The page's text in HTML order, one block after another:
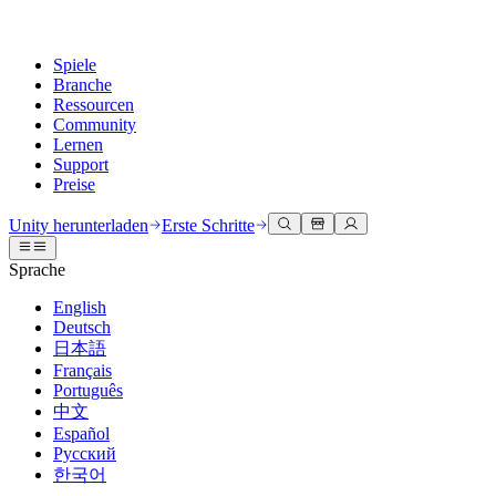
Spiele
Branche
Ressourcen
Community
Lernen
Support
Preise
Unity Engine
Erstellen Sie 2D- und 3D-Spiele für jede Plattform
Zusammenarbeit
Schnell mit Ihrem Team zusammenarbeiten und iterieren
Unity herunterladen
Abonnements und Preise
Bereitstellen
Multiplattform
3D-Zusammenarbeit
Erstellen und überprüfen Sie 3D-Projekte in Echtzeit
Immersive Schulung
In immersiven Umgebungen trainieren
Kundenerlebnisse
Interaktive 3D-Erlebnisse erstellen
Branchen
Fertigung
Dokumentation
Entwicklertools
Versionsfreigaben und Fehlerverfolgung
Roadmap
Bevorstehende Funktionen überprüfen
Glossar
Diskussionen
Veranstaltungen
Globale und lokale Veranstaltungen
Gemeinschaftsgeschichten
Made with Unity
Präsentation von Unity-Schöpfern
Unity Learn
Meistern Sie Unity-Fähigkeiten kostenlos
Professionelles Training
Verbessern Sie Ihr Team mit Unity-Trainern
Neu bei Unity
Erste Schritte
Beginnen Sie noch heute mit dem Lernen
Unity Essential Pathways
Hilfe erhalten
Wir helfen Ihnen, mit Unity erfolgreich zu sein
Erfolgspläne
Erreichen Sie Ihre Ziele schneller mit Expertenunterstützung
FAQ
Antworten auf häufige Fragen
Kontakt aufnehmen
Verbinden Sie sich mit unserem Team
Unity herunterladen Erste Schritte
Sprache
English
Deutsch
日本語
Français
Português
中文
Español
Русский
한국어